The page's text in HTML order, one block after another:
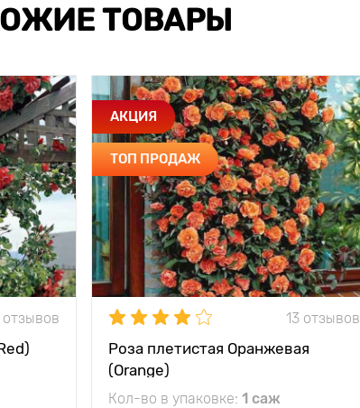
ТОВАРЫ
отзывов
АКЦИЯ
ТОП ПРОДАЖ
13 отзывов
Роза плетистая Оранжевая
(Orange)
Кол-во в упаковке: 1 саж